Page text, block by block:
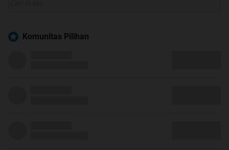
Komunitas Pilihan